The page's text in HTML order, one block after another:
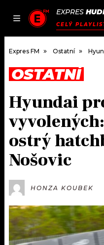
EXPRES
CELÝ
DOMŮ
ČLÁNKY
AKTUÁLNĚ
HUDBA
ROZHOVORY
KALENDÁŘ
PODCASTY
JAK NALADIT
RÁDIO
APLIKACE
PROGRAM
SOUTĚŽE
Expres FM Ostatní Hyundai pro 25
OSTATNÍ
Hyundai
ostrý
Nošovic
HONZA KOUBEK